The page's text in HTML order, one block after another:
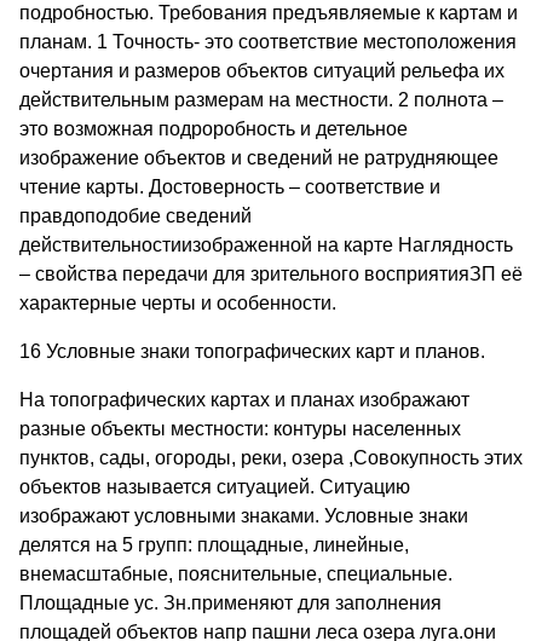
подробностью. Требования предъявляемые к картам и
планам. 1 Точность- это соответствие местоположения
очертания и размеров объектов ситуаций рельефа их
действительным размерам на местности. 2 полнота –
это возможная подроробность и детельное
изображение объектов и сведений не ратрудняющее
чтение карты. Достоверность – соответствие и
правдоподобие сведений
действительностиизображенной на карте Наглядность
– свойства передачи для зрительного восприятияЗП её
характерные черты и особенности.
16 Условные знаки топографических карт и планов.
На топографических картах и планах изображают
разные объекты местности: контуры населенных
пунктов, сады, огороды, реки, озера ,Совокупность этих
объектов называется ситуацией. Ситуацию
изображают условными знаками. Условные знаки
делятся на 5 групп: площадные, линейные,
внемасштабные, пояснительные, специальные.
Площадные ус. Зн.применяют для заполнения
площадей объектов напр пашни леса озера луга.они